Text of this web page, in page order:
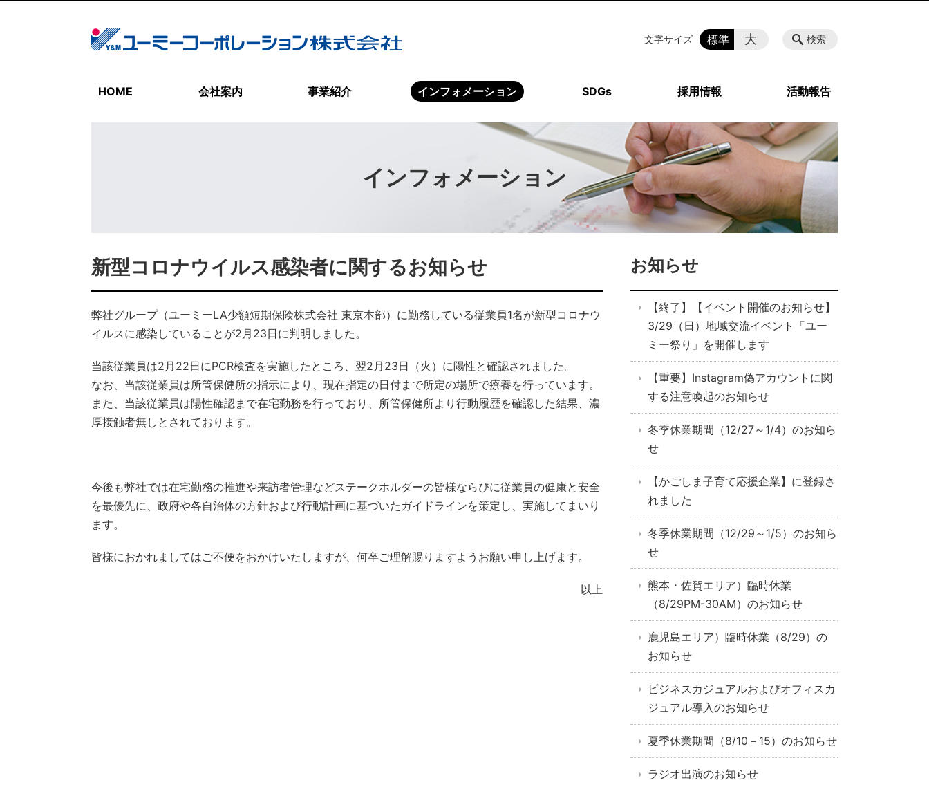
HOME 会社案内 事業紹介 インフォメーション SDGs 採用情報 活動報告
検索
文字サイズ 標準 大
インフォメーション
新型コロナウイルス感染者に関するお知らせ
弊社グループ（ユーミーLA少額短期保険株式会社 東京本部）に勤務している従業員1名が新型コロナウ
イルスに感染していることが2月23日に判明しました。
当該従業員は2月22日にPCR検査を実施したところ、翌2月23日（火）に陽性と確認されました。
なお、当該従業員は所管保健所の指示により、現在指定の日付まで所定の場所で療養を行っています。
また、当該従業員は陽性確認まで在宅勤務を行っており、所管保健所より行動履歴を確認した結果、濃
厚接触者無しとされております。
今後も弊社では在宅勤務の推進や来訪者管理などステークホルダーの皆様ならびに従業員の健康と安全
を最優先に、政府や各自治体の方針および行動計画に基づいたガイドラインを策定し、実施してまいり
ます。
皆様におかれましてはご不便をおかけいたしますが、何卒ご理解賜りますようお願い申し上げます。
以上
お知らせ
【終了】【イベント開催のお知らせ】
3/29（日）地域交流イベント「ユー
ミー祭り」を開催します
【重要】Instagram偽アカウントに関
する注意喚起のお知らせ
冬季休業期間（12/27～1/4）のお知ら
せ
【かごしま子育て応援企業】に登録さ
れました
冬季休業期間（12/29～1/5）のお知ら
せ
熊本・佐賀エリア）臨時休業
（8/29PM-30AM）のお知らせ
鹿児島エリア）臨時休業（8/29）の
お知らせ
ビジネスカジュアルおよびオフィスカ
ジュアル導入のお知らせ
夏季休業期間（8/10－15）のお知らせ
ラジオ出演のお知らせ